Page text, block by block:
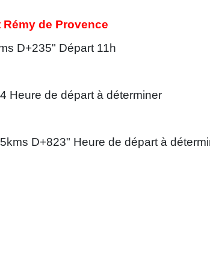
de Provence
D+235" Départ 11h
Heure de départ à déterminer
D+823" Heure de départ à